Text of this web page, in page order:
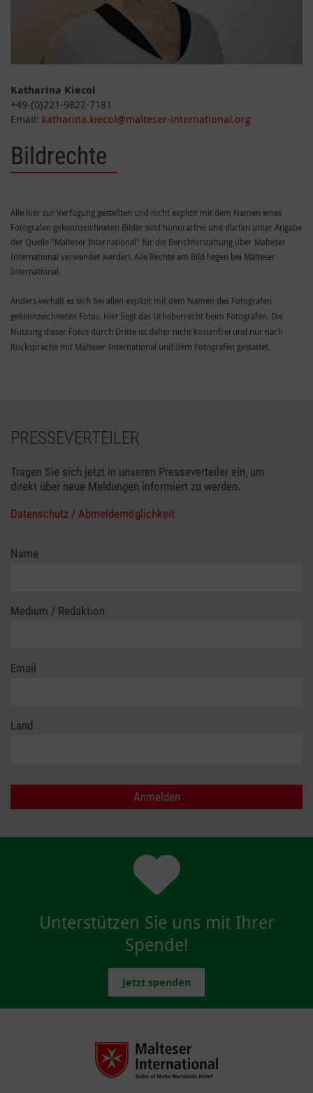
Katharina Kiecol
+49-(0)221-9822-7181
Email: katharina.kiecol@malteser-international.org
Bildrechte
Alle hier zur Verfügung gestellten und nicht explizit mit dem Namen eines
Fotografen gekennzeichneten Bilder sind honorarfrei und dürfen unter Angabe
der Quelle "Malteser International" für die Berichterstattung über Malteser
International verwendet werden. Alle Rechte am Bild liegen bei Malteser
International.
Anders verhält es sich bei allen explizit mit dem Namen des Fotografen
gekennzeichneten Fotos. Hier liegt das Urheberrecht beim Fotografen. Die
Nutzung dieser Fotos durch Dritte ist daher nicht kostenfrei und nur nach
Rücksprache mit Malteser International und dem Fotografen gestattet.
PRESSEVERTEILER
Tragen Sie sich jetzt in unseren Presseverteiler ein, um
direkt über neue Meldungen informiert zu werden.
Datenschutz / Abmeldemöglichkeit
Name
Medium / Redaktion
Email
Land
Unterstützen Sie uns mit Ihrer
Spende!
Jetzt spenden